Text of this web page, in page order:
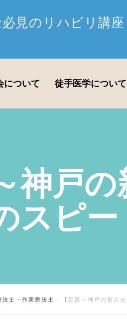
見のリハビリ講
について 徒手医学について
神戸
スピー
法士・作業療法士 【姫路～神戸の新人